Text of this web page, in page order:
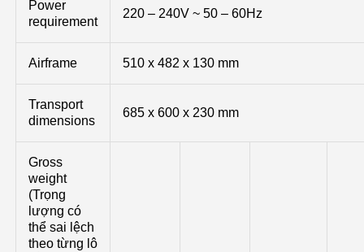
Power
requirement
220 – 240V ~ 50 – 60Hz
Airframe 510 x 482 x 130 mm
Transport
dimensions
685 x 600 x 230 mm
Gross
weight
(Trọng
lượng có
thể sai lệch
theo từng lô